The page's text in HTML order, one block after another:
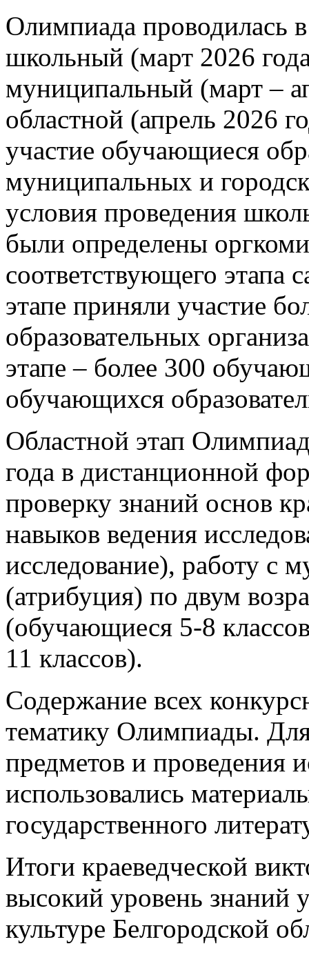
Олимпиада проводилась
школьный (март 2026
муниципальный (март –
областной (апрель 2026
участие обучающиеся
муниципальных и
условия проведения
были определены
соответствующего этапа
этапе приняли участие
образовательных
этапе – более 300
обучающихся
Областной этап
года в дистанционной
проверку знаний основ
навыков ведения
исследование), работу с
(атрибуция) по двум
(обучающиеся 5-8
11 классов).
Содержание всех
тематику Олимпиады.
предметов и проведения
использовались
государственного
Итоги краеведческой
высокий уровень знаний
культуре Белгородской